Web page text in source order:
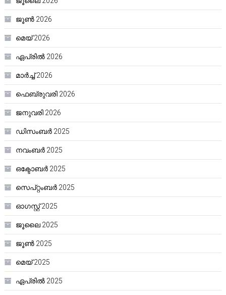
ജൂൺ 2026
മെയ്‌ 2026
ഏപ്രിൽ 2026
മാർച്ച്‌ 2026
ഫെബ്രുവരി 2026
ജനുവരി 2026
ഡിസംബർ 2025
നവംബർ 2025
ഒക്ടോബർ 2025
സെപ്റ്റംബർ 2025
ഓഗസ്റ്റ്‌ 2025
ജൂലൈ 2025
ജൂൺ 2025
മെയ്‌ 2025
ഏപ്രിൽ 2025